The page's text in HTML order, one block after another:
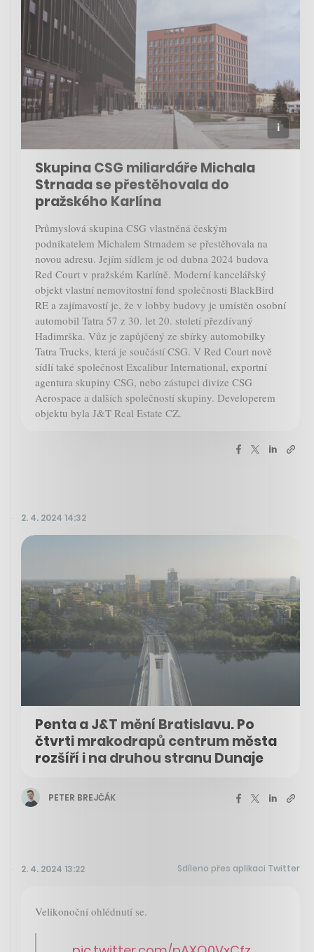
Skupina CSG miliardáře Michala
Strnada se přestěhovala do
pražského Karlína
Průmyslová skupina CSG vlastněná českým
podnikatelem Michalem Strnadem se přestěhovala na
novou adresu. Jejím sídlem je od dubna 2024 budova
Red Court v pražském Karlíně. Moderní kancelářský
objekt vlastní nemovitostní fond společnosti BlackBird
RE a zajímavostí je, že v lobby budovy je umístěn osobní
automobil Tatra 57 z 30. let 20. století přezdívaný
Hadimrška. Vůz je zapůjčený ze sbírky automobilky
Tatra Trucks, která je součástí CSG. V Red Court nově
sídlí také společnost Excalibur International, exportní
agentura skupiny CSG, nebo zástupci divize CSG
Aerospace a dalších společností skupiny. Developerem
objektu byla J&T Real Estate CZ.
2. 4. 2024 14:32
Penta a J&T mění Bratislavu. Po
čtvrti mrakodrapů centrum města
rozšíří i na druhou stranu Dunaje
PETER BREJČÁK
2. 4. 2024 13:22 Sdíleno přes aplikaci Twitter
Velikonoční ohlédnutí se.